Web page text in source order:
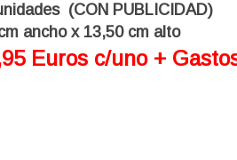
es (CON PUBLICIDAD)
ancho x 13,50 cm alto
Euros c/uno +